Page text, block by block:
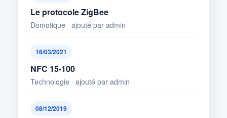
Le protocole ZigBee
Domotique · ajouté par admin
16/03/2021
NFC 15-100
Technologie · ajouté par admin
08/12/2019